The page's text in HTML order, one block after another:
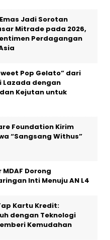
Jadi Sorotan
Mitrade pada 2026,
Perdagangan
Pop Gelato” dari
Lazada dengan
Kejutan untuk
Foundation Kirim
“Sangsang Withus”
Dorong
Inti Menuju AN L4
Kartu Kredit:
dengan Teknologi
Kemudahan